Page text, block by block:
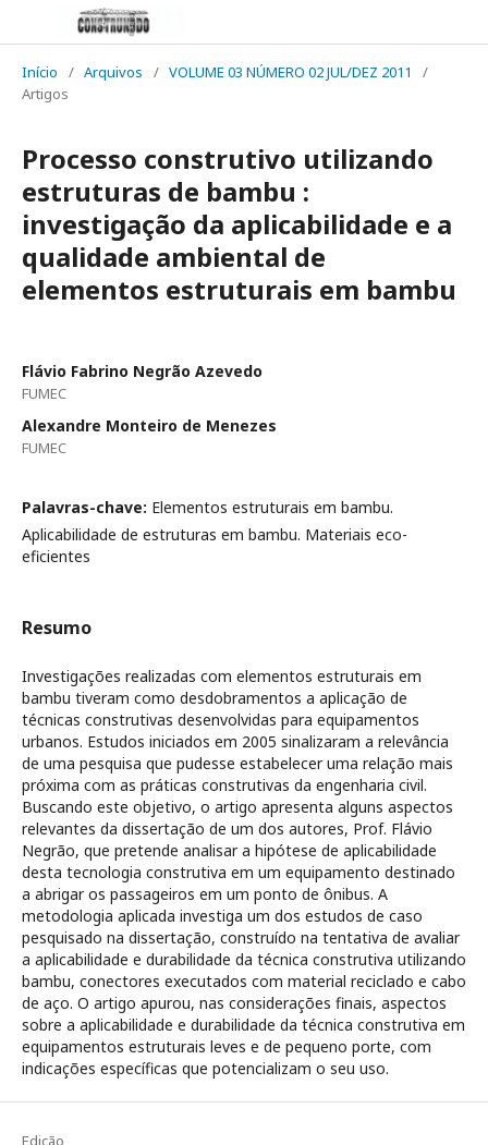
Início / Arquivos / VOLUME 03 NÚMERO 02 JUL/DEZ 2011
/
Artigos
Processo construtivo utilizando
estruturas de bambu :
investigação da aplicabilidade e a
qualidade ambiental de
elementos estruturais em bambu
Flávio Fabrino Negrão Azevedo
FUMEC
Alexandre Monteiro de Menezes
FUMEC
Palavras-chave: Elementos estruturais em bambu.
Aplicabilidade de estruturas em bambu. Materiais eco-
eficientes
Resumo
Investigações realizadas com elementos estruturais em
bambu tiveram como desdobramentos a aplicação de
técnicas construtivas desenvolvidas para equipamentos
urbanos. Estudos iniciados em 2005 sinalizaram a relevância
de uma pesquisa que pudesse estabelecer uma relação mais
próxima com as práticas construtivas da engenharia civil.
Buscando este objetivo, o artigo apresenta alguns aspectos
relevantes da dissertação de um dos autores, Prof. Flávio
Negrão, que pretende analisar a hipótese de aplicabilidade
desta tecnologia construtiva em um equipamento destinado
a abrigar os passageiros em um ponto de ônibus. A
metodologia aplicada investiga um dos estudos de caso
pesquisado na dissertação, construído na tentativa de avaliar
a aplicabilidade e durabilidade da técnica construtiva utilizando
bambu, conectores executados com material reciclado e cabo
de aço. O artigo apurou, nas considerações finais, aspectos
sobre a aplicabilidade e durabilidade da técnica construtiva em
equipamentos estruturais leves e de pequeno porte, com
indicações específicas que potencializam o seu uso.
Edição